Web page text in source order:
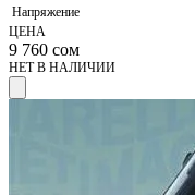
Напряжение
ЦЕНА
9 760 сом
НЕТ В НАЛИЧИИ